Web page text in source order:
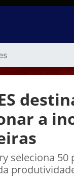
a
seleciona